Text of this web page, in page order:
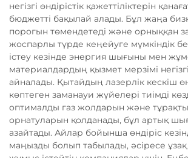
негізгі өндірістік қажеттіліктерін
бюджетті бақылай алады. Бұл жаңа
порогын төмендетеді және орныққан
жоспарлы түрде кеңейуге мүмкіндік
істеу кезінде энергия шығыны мен
материалдардың қызмет мерзімі
айналады. Қытайдың лазерлік кескіш
көптеген заманауи жүйелері тиімді
оптималды газ жолдарын және
орнатуларын қолданады, бұл артық
азайтады. Айлар бойынша өндіріс
маңызды болып табылады, әсіресе